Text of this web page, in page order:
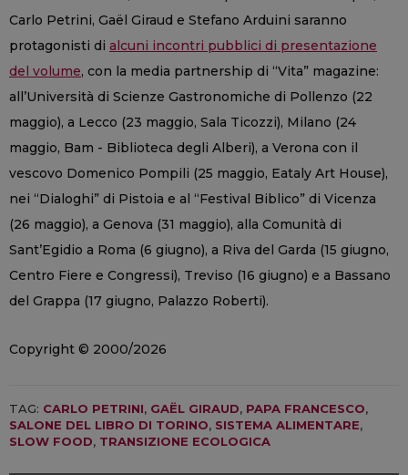
Carlo Petrini, Gaël Giraud e Stefano Arduini saranno
protagonisti di alcuni incontri pubblici di presentazione
del volume, con la media partnership di “Vita” magazine:
all’Università di Scienze Gastronomiche di Pollenzo (22
maggio), a Lecco (23 maggio, Sala Ticozzi), Milano (24
maggio, Bam - Biblioteca degli Alberi), a Verona con il
vescovo Domenico Pompili (25 maggio, Eataly Art House),
nei “Dialoghi” di Pistoia e al “Festival Biblico” di Vicenza
(26 maggio), a Genova (31 maggio), alla Comunità di
Sant’Egidio a Roma (6 giugno), a Riva del Garda (15 giugno,
Centro Fiere e Congressi), Treviso (16 giugno) e a Bassano
del Grappa (17 giugno, Palazzo Roberti).
Copyright © 2000/2026
TAG: CARLO PETRINI, GAËL GIRAUD, PAPA FRANCESCO,
SALONE DEL LIBRO DI TORINO, SISTEMA ALIMENTARE,
SLOW FOOD, TRANSIZIONE ECOLOGICA